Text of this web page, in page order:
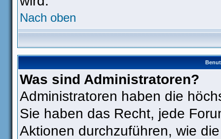
Nach oben
Was sind Administratoren?
Administratoren haben die
Sie haben das Recht, jede
Aktionen durchzuführen, wie